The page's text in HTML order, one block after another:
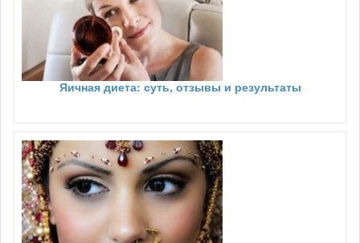
Яичная диета: суть, отзывы и результаты